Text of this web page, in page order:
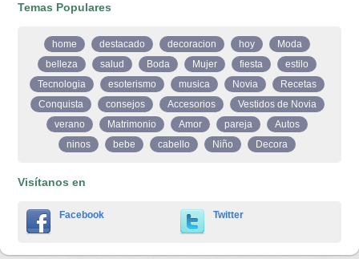
Temas Populares
home destacado decoracion hoy
Moda
belleza
salud Boda Mujer fiesta
estilo
Tecnologia
esoterismo musica Novia
Recetas
Conquista
consejos Accesorios
Vestidos de Novia
verano
Matrimonio Amor pareja
Autos
ninos
bebe cabello Niño Decora
Visítanos en
Facebook Twitter